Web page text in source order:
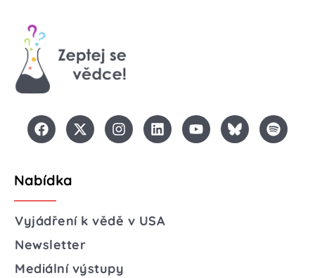
Nabídka
Vyjádření k vědě v USA
Newsletter
Mediální výstupy